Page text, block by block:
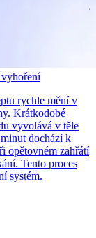
vyhoření
rychle mění v
Krátkodobé
vyvolává v těle
dochází k
opětovném zahřátí
Tento proces
systém.